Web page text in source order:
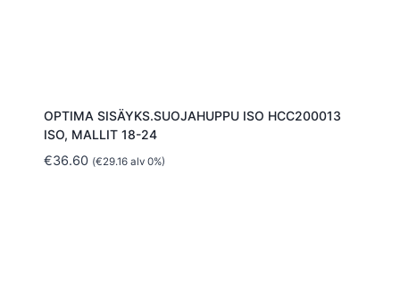
OPTIMA SISÄYKS.SUOJAHUPPU ISO HCC200013
ISO, MALLIT 18-24
€36.60 (€29.16alv 0%)